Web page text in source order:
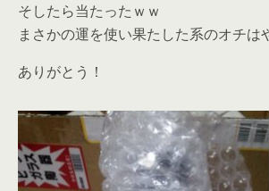
そしたら当たったｗｗ
まさかの運を使い果たした系のオチは
ありがとう！